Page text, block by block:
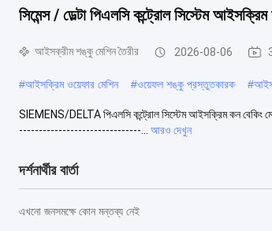
সিমেন্স / ডেল্টা পিএলসি কন্ট্রোল সিস্টেম
আইসক্রীম শঙ্কু মেশিন তৈরীর 2026-08-06
#আইসক্রিম ওয়েফার মেশিন #ওয়েফল শঙ্কু প্রস্তুতকারক #আইস
SIEMENS/DELTA পিএলসি কন্ট্রোল সিস্টেম আইসক্রিম কন
-------------------------------...
আরও দেখুন
দর্শনার্থীর বার্তা
এখনো জনসমক্ষে কোন মন্তব্য নেই